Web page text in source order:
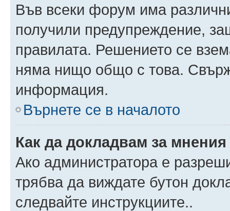
Във всеки форум има
получили предупреждение,
правилата. Решението се
няма нищо общо с това.
информация.
Върнете се в началото
Как да докладвам за
Ако администратора е
трябва да виждате бутон
следвайте инструкциите..